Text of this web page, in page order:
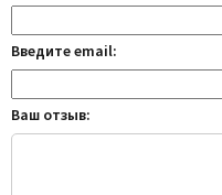
Введите email:
Ваш отзыв: